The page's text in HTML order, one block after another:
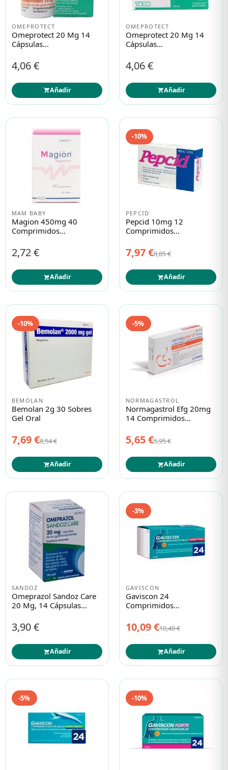
Protección solar
Higiene
Óptica
Salud
Protección solar
Higiene
Óptica
Salud
OMEPROTECT
Omeprotect 20 Mg 14
Cápsulas
(Frasco)
4,06 €
Añadir
OMEPROTECT
Omeprotect 20 Mg 14
Cápsulas
(Blister)
4,06 €
Añadir
MAM BABY
Magion 450mg 40
Comprimidos
2,72 €
Añadir
PEPCID
Pepcid 10mg 12
Comprimidos
7,97 €8,85 €
Añadir
-10%
BEMOLAN
Bemolan 2g 30 Sobres
Gel Oral
7,69 €8,54 €
Añadir
-10%
NORMAGASTROL
Normagastrol Efg 20mg
14 Comprimidos
5,65 €5,95 €
Añadir
-5%
SANDOZ
Omeprazol Sandoz Care
20 Mg, 14 Cápsulas
3,90 €
Añadir
GAVISCON
Gaviscon 24
Comprimidos
(blister)
10,09 €10,40 €
Añadir
-3%
-5% -10%